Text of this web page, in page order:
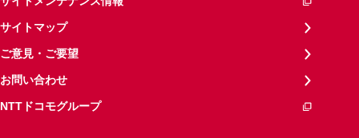
サイトマップ
ご意見・ご要望
お問い合わせ
NTTドコモグループ